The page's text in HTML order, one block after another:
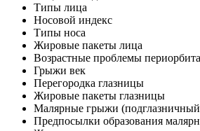
Типы лица
Носовой индекс
Типы носа
Жировые пакеты лица
Возрастные проблемы
Грыжи век
Перегородка глазницы
Жировые пакеты глазницы
Малярные грыжи
Предпосылки образова­ния